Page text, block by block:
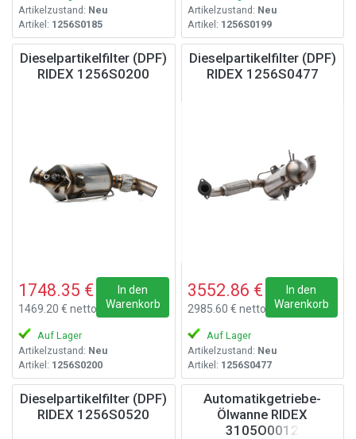
Artikelzustand: Neu
Artikel: 1256S0185
Artikelzustand: Neu
Artikel: 1256S0199
Dieselpartikelfilter (DPF)
RIDEX 1256S0200
1748.35 €
1469.20 € netto
In den
Warenkorb
Auf Lager
Artikelzustand: Neu
Artikel: 1256S0200
Dieselpartikelfilter (DPF)
RIDEX 1256S0477
3552.86 €
2985.60 € netto
In den
Warenkorb
Auf Lager
Artikelzustand: Neu
Artikel: 1256S0477
Dieselpartikelfilter (DPF)
RIDEX 1256S0520
Automatikgetriebe-
Ölwanne RIDEX
3105O0012